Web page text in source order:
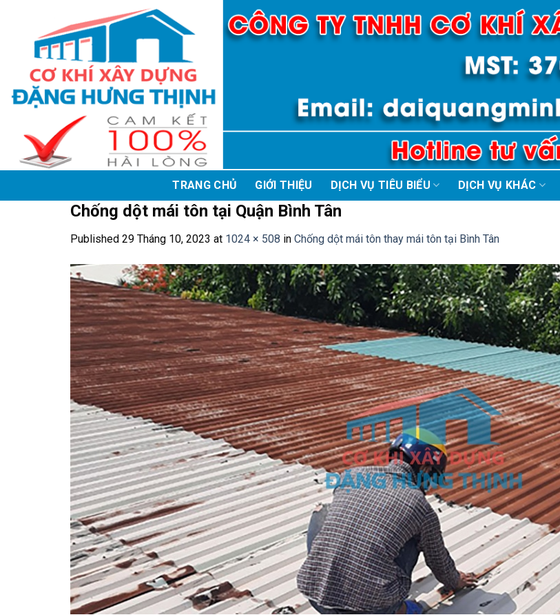
content
TRANG CHỦ GIỚI THIỆU DỊCH VỤ TIÊU BIỂU DỊCH VỤ KHÁC
Chống dột mái tôn tại Quận Bình Tân
Published 29 Tháng 10, 2023 at 1024 × 508 in Chống dột mái tôn thay mái tôn tại Bình Tân